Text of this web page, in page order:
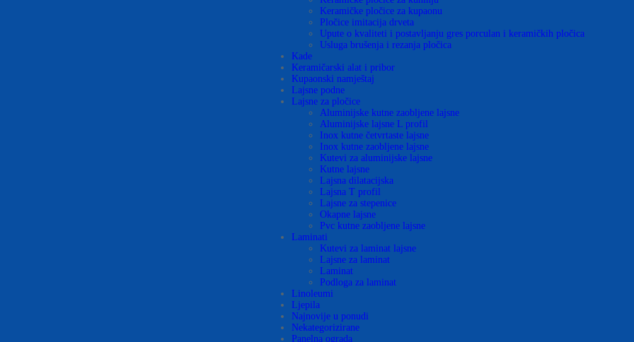
Keramičke pločice za kupaonu
Pločice imitacija drveta
Upute o kvaliteti i postavljanju gres porculan i keramičkih pločica
Usluga brušenja i rezanja pločica
Kade
Keramičarski alat i pribor
Kupaonski namještaj
Lajsne podne
Lajsne za pločice
Aluminijske kutne zaobljene lajsne
Aluminijske lajsne L profil
Inox kutne četvrtaste lajsne
Inox kutne zaobljene lajsne
Kutevi za aluminijske lajsne
Kutne lajsne
Lajsna dilatacijska
Lajsna T profil
Lajsne za stepenice
Okapne lajsne
Pvc kutne zaobljene lajsne
Laminati
Kutevi za laminat lajsne
Lajsne za laminat
Laminat
Podloga za laminat
Linoleumi
Ljepila
Najnovije u ponudi
Nekategorizirane
Panelna ograda